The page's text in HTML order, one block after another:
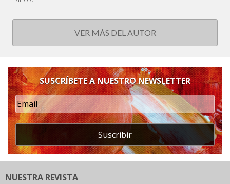
VER MÁS DEL AUTOR
SUSCRÍBETE A NUESTRO NEWSLETTER
Suscribir
NUESTRA REVISTA